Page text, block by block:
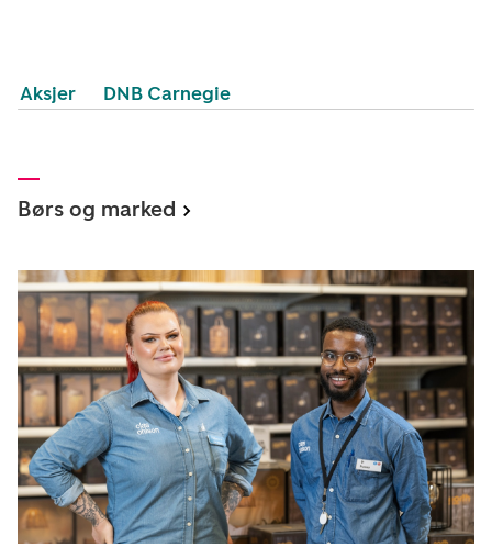
Aksjer DNB Carnegie
Børs og marked